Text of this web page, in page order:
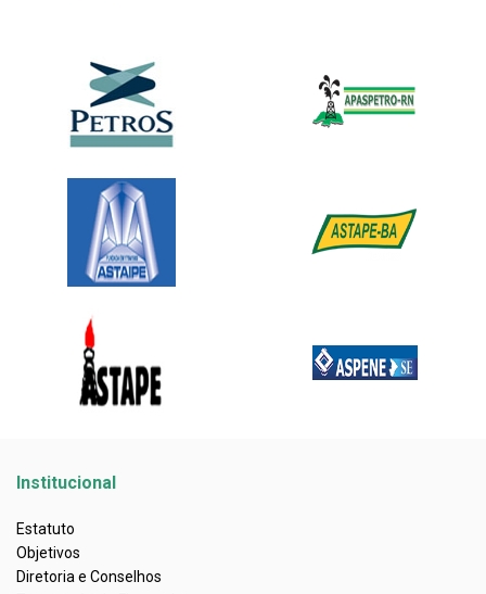
Institucional
Estatuto
Objetivos
Diretoria e Conselhos